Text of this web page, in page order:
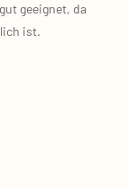
geeig­net, da
ist.